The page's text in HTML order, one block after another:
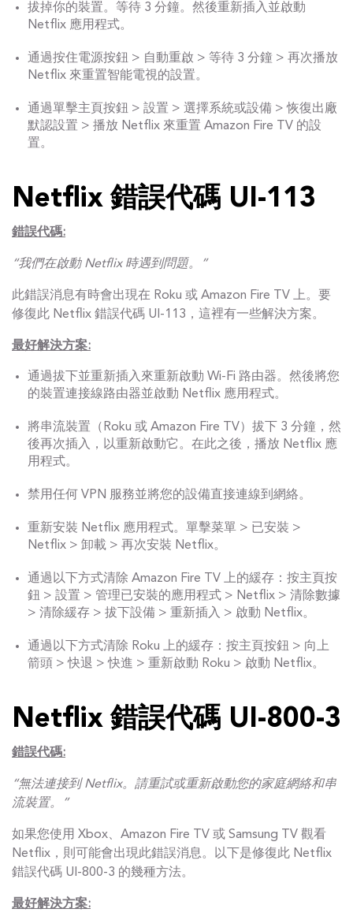
拔掉你的裝置。等待 3 分鐘。然後重新插入並啟動
Netflix 應用程式。
通過按住電源按鈕 > 自動重啟 > 等待 3 分鐘 > 再次播放
Netflix 來重置智能電視的設置。
通過單擊主頁按鈕 > 設置 > 選擇系統或設備 > 恢復出廠
默認設置 > 播放 Netflix 來重置 Amazon Fire TV 的設
置。
Netflix 錯誤代碼 UI-113
錯誤代碼:
“我們在啟動 Netflix 時遇到問題。”
此錯誤消息有時會出現在 Roku 或 Amazon Fire TV 上。要
修復此 Netflix 錯誤代碼 UI-113，這裡有一些解決方案。
最好解決方案:
通過拔下並重新插入來重新啟動 Wi-Fi 路由器。然後將您
的裝置連接線路由器並啟動 Netflix 應用程式。
將串流裝置（Roku 或 Amazon Fire TV）拔下 3 分鐘，然
後再次插入，以重新啟動它。在此之後，播放 Netflix 應
用程式。
禁用任何 VPN 服務並將您的設備直接連線到網絡。
重新安裝 Netflix 應用程式。單擊菜單 > 已安裝 >
Netflix > 卸載 > 再次安裝 Netflix。
通過以下方式清除 Amazon Fire TV 上的緩存：按主頁按
鈕 > 設置 > 管理已安裝的應用程式 > Netflix > 清除數據
> 清除緩存 > 拔下設備 > 重新插入 > 啟動 Netflix。
通過以下方式清除 Roku 上的緩存：按主頁按鈕 > 向上
箭頭 > 快退 > 快進 > 重新啟動 Roku > 啟動 Netflix。
Netflix 錯誤代碼 UI-800-3
錯誤代碼:
“無法連接到 Netflix。請重試或重新啟動您的家庭網絡和串
流裝置。”
如果您使用 Xbox、Amazon Fire TV 或 Samsung TV 觀看
Netflix，則可能會出現此錯誤消息。以下是修復此 Netflix
錯誤代碼 UI-800-3 的幾種方法。
最好解決方案: